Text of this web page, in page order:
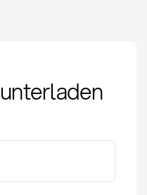
Methoden